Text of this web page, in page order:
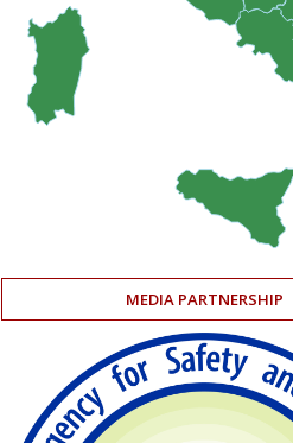
MEDIA PARTNERSHIP